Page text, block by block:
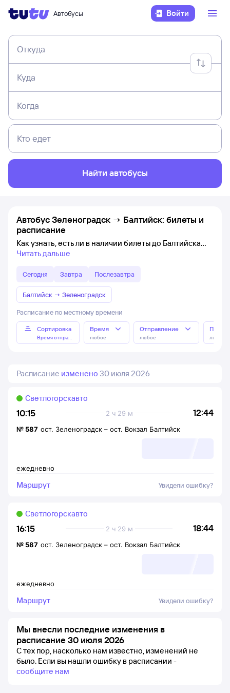
Автобусы Войти
Откуда
Куда
Когда
Кто едет
Найти автобусы
Автобус Зеленоградск → Балтийск: билеты и
расписание
Как узнать, есть ли в наличии билеты до Балтийска
Читать дальше
Сегодня Завтра Послезавтра
Балтийск → Зеленоградск
Расписание по местному времени
Сортировка
Время отправления
Время
любое
Отправление
любое любое
Расписание изменено 30 июля 2026
10:15 12:44
2 ч 29 м
Светлогорскавто
ежедневно
№ 587 ост. Зеленоградск – ост. Вокзал Балтийск
Маршрут Увидели ошибку?
16:15 18:44
2 ч 29 м
Светлогорскавто
ежедневно
№ 587 ост. Зеленоградск – ост. Вокзал Балтийск
Маршрут Увидели ошибку?
Мы внесли последние изменения в
расписание 30 июля 2026
С тех пор, насколько нам известно, изменений не
было. Если вы нашли ошибку в расписании -
сообщите нам